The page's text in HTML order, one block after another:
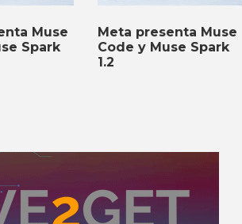
Muse
Spark
Meta presenta Muse
Code y Muse Spark
1.2